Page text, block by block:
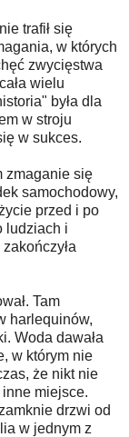
trafił się
w których
zwycięstwa
wielu
była dla
w stroju
w sukces.
zmaganie się
samochodowy,
przed i po
ludziach i
Tam
harlequinów,
Woda dawała
w którym nie
że nikt nie
miejsce.
drzwi od
w jednym z